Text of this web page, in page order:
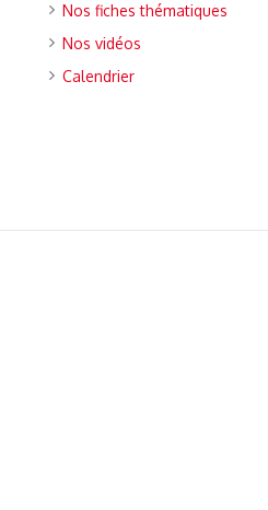
Nos fiches thématiques
Nos vidéos
Calendrier